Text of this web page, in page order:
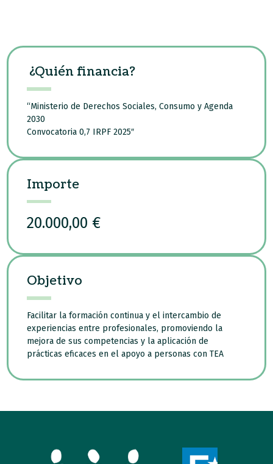
¿Quién financia?
“Ministerio de Derechos Sociales, Consumo y Agenda
2030
Convocatoria 0,7 IRPF 2025″
Importe
20.000,00 €
Objetivo
Facilitar la formación continua y el intercambio de
experiencias entre profesionales, promoviendo la
mejora de sus competencias y la aplicación de
prácticas eficaces en el apoyo a personas con TEA